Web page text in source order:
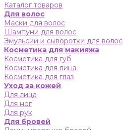
Каталог товаров
Для волос
Маски для волос
Шампуни для волос
Эмульсии и сыворотки для волос
Косметика для макияжа
Косметика для губ
Косметика для лица
Косметика для глаз
Уход за кожей
Для лица
Для ног
Для рук
Для бровей